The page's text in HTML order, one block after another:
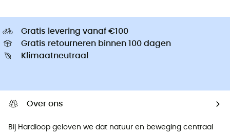
Gratis levering vanaf €100
Gratis retourneren binnen 100 dagen
Klimaatneutraal
Over ons
Bij Hardloop geloven we dat natuur en beweging centraal